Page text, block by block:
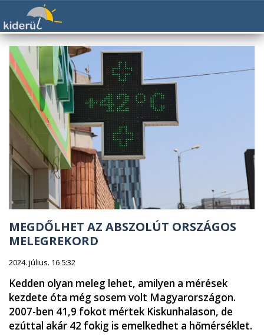
MEGDŐLHET AZ ABSZOLÚT ORSZÁGOS
MELEGREKORD
2024. július. 16 5:32
Kedden olyan meleg lehet, amilyen a mérések
kezdete óta még sosem volt Magyarországon.
2007-ben 41,9 fokot mértek Kiskunhalason, de
ezúttal akár 42 fokig is emelkedhet a hőmérséklet.